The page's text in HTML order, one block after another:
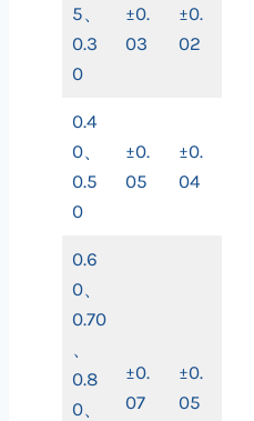
5、
0.3
0
±0.
03
±0.
02
0.4
0、
0.5
0
±0.
05
±0.
04
0.6
0、
0.70
、
0.8
0、
±0.
07
±0.
05